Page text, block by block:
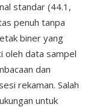
standar (44.1,
penuh tanpa
biner yang
data sampel
dan
rekaman. Salah
untuk